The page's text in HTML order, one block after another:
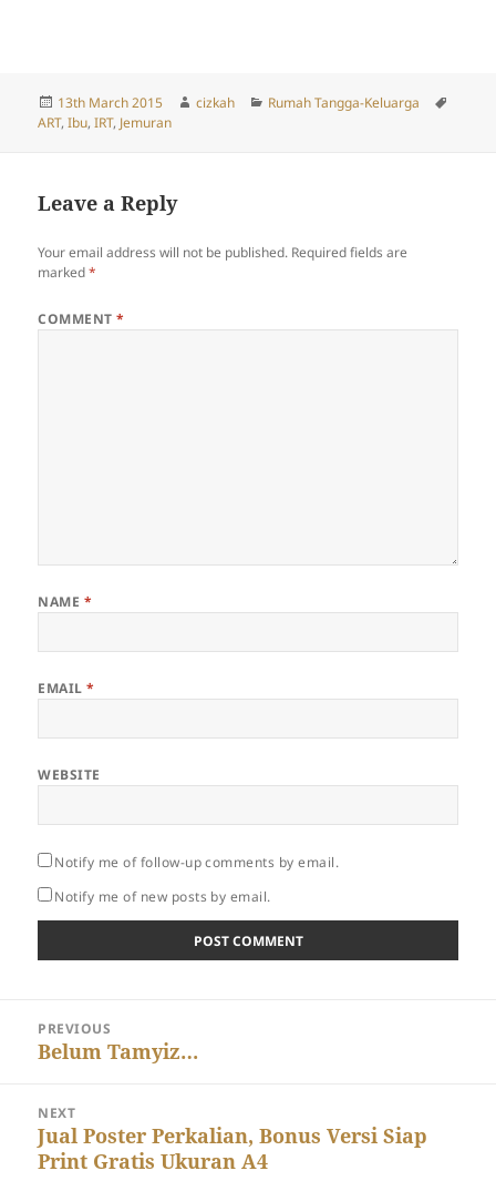
Posted
on
13th March 2015 Author
cizkah Categories
Rumah Tangga-Keluarga
ART,Ibu,IRT, Jemuran
Leave a Reply
Your email address will not be published. Required fields are
marked*
COMMENT*
NAME *
EMAIL*
WEBSITE
Notify me of follow-up comments by email.
Notify me of new posts by email.
navigation
PREVIOUS
Previous
Belum Tamyiz…
NEXT
Next
post:
Jual Poster Perkalian, Bonus Versi Siap
Print Gratis Ukuran A4